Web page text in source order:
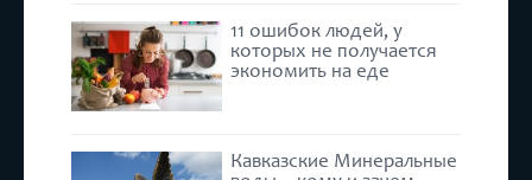
11 ошибок людей, у
которых не получается
экономить на еде
Кавказские Минеральные